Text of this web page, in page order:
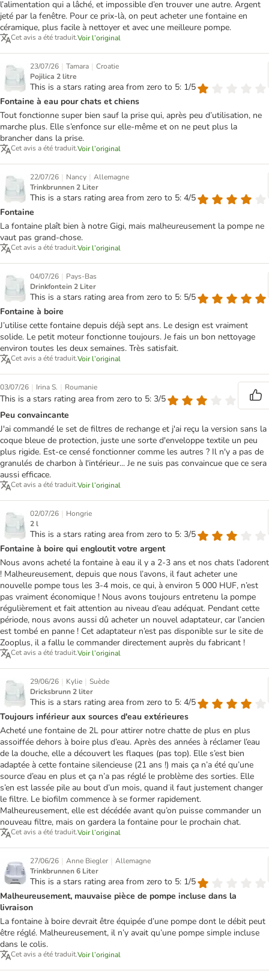
l’alimentation qui a lâché, et impossible d’en trouver une autre. Argent
jeté par la fenêtre. Pour ce prix-là, on peut acheter une fontaine en
céramique, plus facile à nettoyer et avec une meilleure pompe.
Cet avis a été traduit.Voir l’original
23/07/26 | Tamara | Croatie
Pojilica 2 litre
This is a stars rating area from zero to 5: 1/5
Fontaine à eau pour chats et chiens
Tout fonctionne super bien sauf la prise qui, après peu d’utilisation, ne
marche plus. Elle s’enfonce sur elle-même et on ne peut plus la
brancher dans la prise.
Cet avis a été traduit.Voir l’original
22/07/26 | Nancy | Allemagne
Trinkbrunnen 2 Liter
This is a stars rating area from zero to 5: 4/5
Fontaine
La fontaine plaît bien à notre Gigi, mais malheureusement la pompe ne
vaut pas grand-chose.
Cet avis a été traduit.Voir l’original
04/07/26 | Pays-Bas
Drinkfontein 2 Liter
This is a stars rating area from zero to 5: 5/5
Fontaine à boire
J’utilise cette fontaine depuis déjà sept ans. Le design est vraiment
solide. Le petit moteur fonctionne toujours. Je fais un bon nettoyage
environ toutes les deux semaines. Très satisfait.
Cet avis a été traduit.Voir l’original
03/07/26 | Irina S. | Roumanie
This is a stars rating area from zero to 5: 3/5
Peu convaincante
J'ai commandé le set de filtres de rechange et j'ai reçu la version sans la
coque bleue de protection, juste une sorte d'enveloppe textile un peu
plus rigide. Est-ce censé fonctionner comme les autres ? Il n'y a pas de
granulés de charbon à l'intérieur... Je ne suis pas convaincue que ce sera
aussi efficace.
Cet avis a été traduit.Voir l’original
02/07/26 | Hongrie
2 l
This is a stars rating area from zero to 5: 3/5
Fontaine à boire qui engloutit votre argent
Nous avons acheté la fontaine à eau il y a 2-3 ans et nos chats l’adorent
! Malheureusement, depuis que nous l’avons, il faut acheter une
nouvelle pompe tous les 3-4 mois, ce qui, à environ 5 000 HUF, n’est
pas vraiment économique ! Nous avons toujours entretenu la pompe
régulièrement et fait attention au niveau d’eau adéquat. Pendant cette
période, nous avons aussi dû acheter un nouvel adaptateur, car l’ancien
est tombé en panne ! Cet adaptateur n’est pas disponible sur le site de
Zooplus, il a fallu le commander directement auprès du fabricant !
Cet avis a été traduit.Voir l’original
29/06/26 | Kylie | Suède
Dricksbrunn 2 liter
This is a stars rating area from zero to 5: 4/5
Toujours inférieur aux sources d'eau extérieures
Acheté une fontaine de 2L pour attirer notre chatte de plus en plus
assoiffée dehors à boire plus d’eau. Après des années à réclamer l’eau
de la douche, elle a découvert les flaques (pas top). Elle s’est bien
adaptée à cette fontaine silencieuse (21 ans !) mais ça n’a été qu’une
source d’eau en plus et ça n’a pas réglé le problème des sorties. Elle
s’en est lassée pile au bout d’un mois, quand il faut justement changer
le filtre. Le biofilm commence à se former rapidement.
Malheureusement, elle est décédée avant qu’on puisse commander un
nouveau filtre, mais on gardera la fontaine pour le prochain chat.
Cet avis a été traduit.Voir l’original
27/06/26 | Anne Biegler | Allemagne
Trinkbrunnen 6 Liter
This is a stars rating area from zero to 5: 1/5
Malheureusement, mauvaise pièce de pompe incluse dans la
livraison
La fontaine à boire devrait être équipée d’une pompe dont le débit peut
être réglé. Malheureusement, il n’y avait qu’une pompe simple incluse
dans le colis.
Cet avis a été traduit.Voir l’original